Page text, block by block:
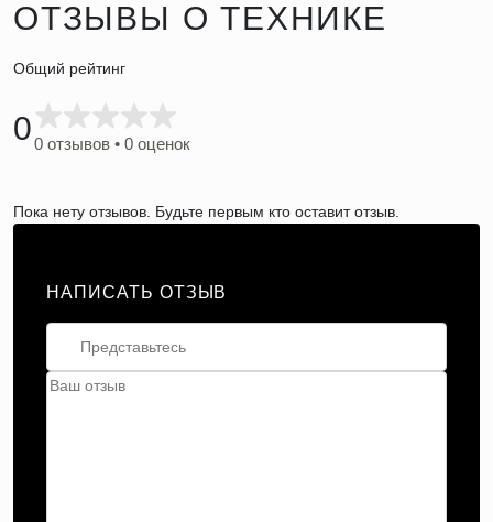
ОТЗЫВЫ О ТЕХНИКЕ
Общий рейтинг
00 отзывов • 0 оценок
Пока нету отзывов. Будьте первым кто оставит отзыв.
НАПИСАТЬ ОТЗЫВ